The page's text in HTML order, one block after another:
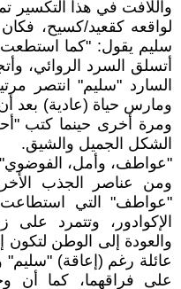
واللافت في هذا التكسير
لواقعه كقعيد/كسيح،
سليم يقول: "كما استطعت
أتسلق السرد الروائي،
السارد "سليم" انتصر
ومارس حياة (عادية) بعد
ومرة أخرى حينما كتب
الشكل الجميل والشيق.
"عواطف، وأمل، الفوضوي"
ومن عناصر الجذب
"عواطف" التي استطاعت
الإكوادور، وتتمرد على
والعودة إلى الوطن لتكون
عائلة رغم (إعاقة)
على فراقهما، كما أن